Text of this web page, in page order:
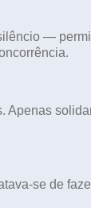
—
Apenas
se de